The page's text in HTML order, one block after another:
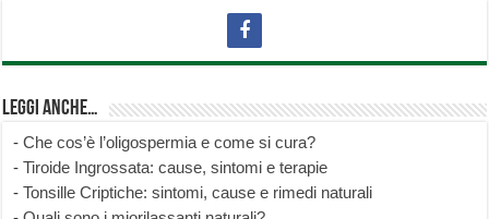
Leggi anche…
-Che cos’è l’oligospermia e come si cura?
-Tiroide Ingrossata: cause, sintomi e terapie
-Tonsille Criptiche: sintomi, cause e rimedi naturali